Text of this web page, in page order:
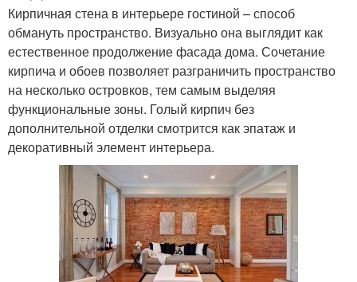
Кирпичная стена в интерьере гостиной – способ
обмануть пространство. Визуально она выглядит как
естественное продолжение фасада дома. Сочетание
кирпича и обоев позволяет разграничить пространство
на несколько островков, тем самым выделяя
функциональные зоны. Голый кирпич без
дополнительной отделки смотрится как эпатаж и
декоративный элемент интерьера.